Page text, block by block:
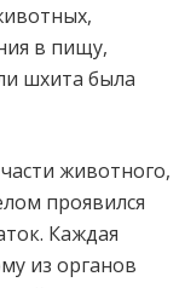
в пищу,
шхита была
животного,
проявился
Каждая
из органов